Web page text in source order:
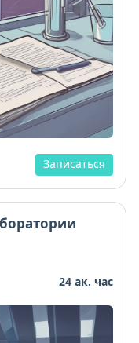
Записаться
24 ак. час